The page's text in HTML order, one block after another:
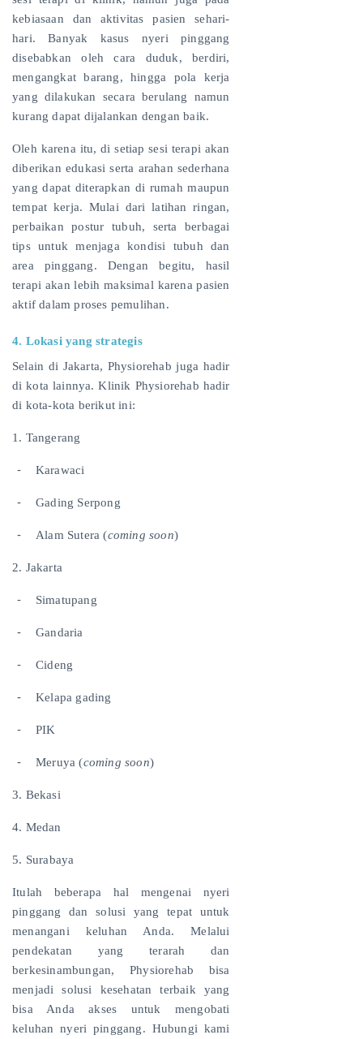
kebiasaan dan aktivitas pasien sehari-
hari. Banyak kasus nyeri pinggang
disebabkan oleh cara duduk, berdiri,
mengangkat barang, hingga pola kerja
yang dilakukan secara berulang namun
kurang dapat dijalankan dengan baik.
Oleh karena itu, di setiap sesi terapi akan
diberikan edukasi serta arahan sederhana
yang dapat diterapkan di rumah maupun
tempat kerja. Mulai dari latihan ringan,
perbaikan postur tubuh, serta berbagai
tips untuk menjaga kondisi tubuh dan
area pinggang. Dengan begitu, hasil
terapi akan lebih maksimal karena pasien
aktif dalam proses pemulihan.
4. Lokasi yang strategis
Selain di Jakarta, Physiorehab juga hadir
di kota lainnya. Klinik Physiorehab hadir
di kota-kota berikut ini:
1. Tangerang
- Karawaci
- ⁠Gading Serpong
- ⁠Alam Sutera (coming soon)
2. Jakarta
- Simatupang
- ⁠Gandaria
- ⁠Cideng
- ⁠Kelapa gading
- ⁠PIK
- ⁠Meruya (coming soon)
3. Bekasi
4. Medan
5. ⁠Surabaya
Itulah beberapa hal mengenai nyeri
pinggang dan solusi yang tepat untuk
menangani keluhan Anda. Melalui
pendekatan yang terarah dan
berkesinambungan, Physiorehab bisa
menjadi solusi kesehatan terbaik yang
bisa Anda akses untuk mengobati
keluhan nyeri pinggang. Hubungi kami